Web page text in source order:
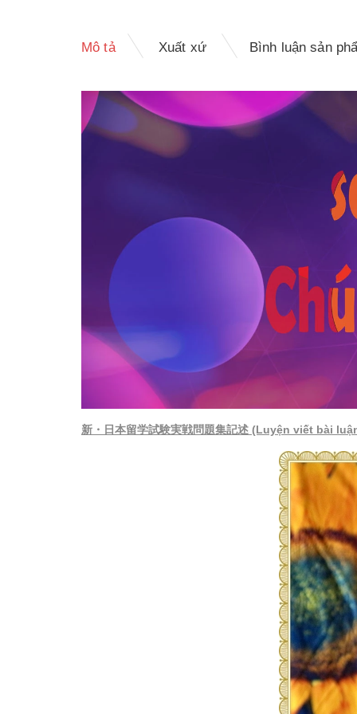
Mô tả Xuất xứ Bình luận sản
新・日本留学試験実戦問題集記述 (Luyện viết bài